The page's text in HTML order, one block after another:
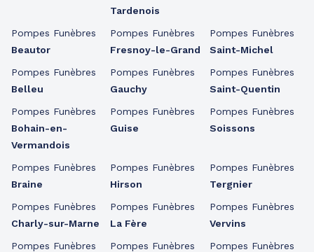
Pompes Funèbres
Beautor
Pompes Funèbres
Belleu
Pompes Funèbres
Bohain-en-
Vermandois
Pompes Funèbres
Braine
Pompes Funèbres
Charly-sur-Marne
Pompes Funèbres
Tardenois
Pompes Funèbres
Fresnoy-le-Grand
Pompes Funèbres
Gauchy
Pompes Funèbres
Guise
Pompes Funèbres
Hirson
Pompes Funèbres
La Fère
Pompes Funèbres
Pompes Funèbres
Saint-Michel
Pompes Funèbres
Saint-Quentin
Pompes Funèbres
Soissons
Pompes Funèbres
Tergnier
Pompes Funèbres
Vervins
Pompes Funèbres